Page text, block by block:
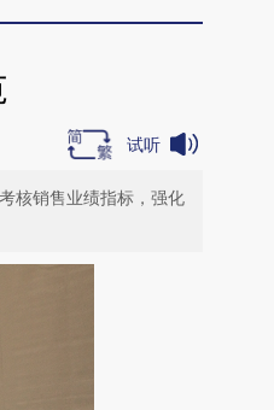
试听
核销售业绩指标，强化